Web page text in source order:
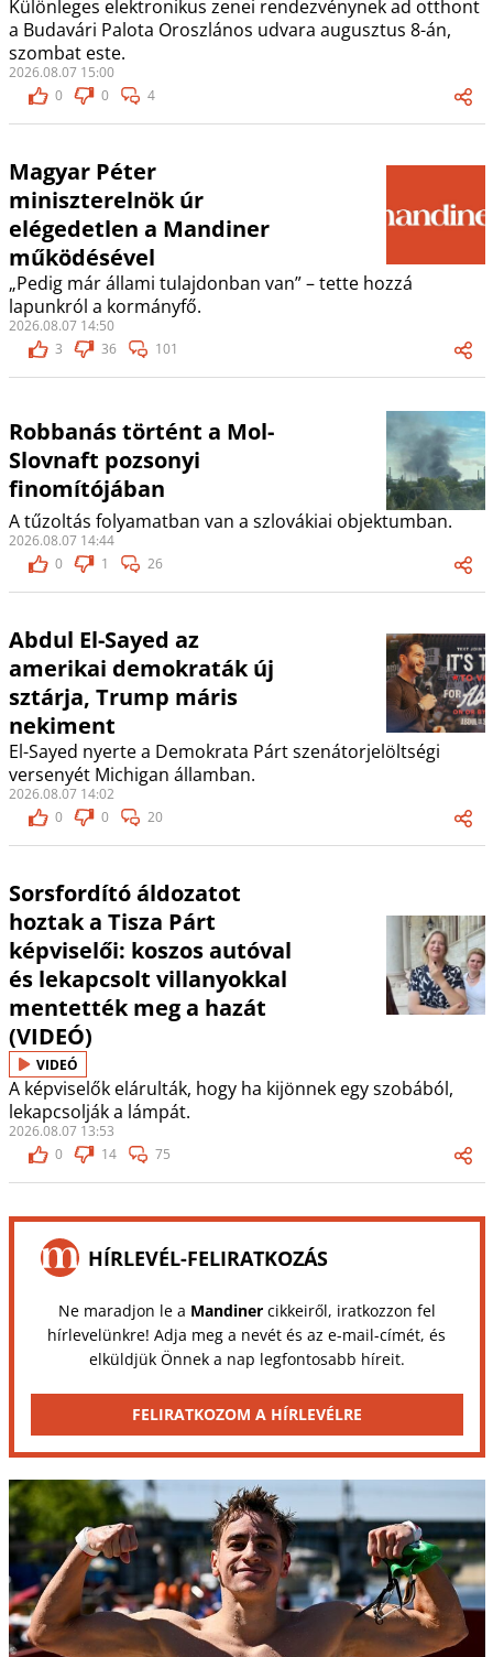
Különleges elektronikus zenei rendezvénynek ad otthont
a Budavári Palota Oroszlános udvara augusztus 8-án,
szombat este.
2026.08.07 15:00
0
0 4
Magyar Péter
miniszterelnök úr
elégedetlen a Mandiner
működésével
„Pedig már állami tulajdonban van” – tette hozzá
lapunkról a kormányfő.
2026.08.07 14:50
3
36 101
Robbanás történt a Mol-
Slovnaft pozsonyi
finomítójában
A tűzoltás folyamatban van a szlovákiai objektumban.
2026.08.07 14:44
0
1 26
Abdul El-Sayed az
amerikai demokraták új
sztárja, Trump máris
nekiment
El-Sayed nyerte a Demokrata Párt szenátorjelöltségi
versenyét Michigan államban.
2026.08.07 14:02
0
0 20
Sorsfordító áldozatot
hoztak a Tisza Párt
képviselői: koszos autóval
és lekapcsolt villanyokkal
mentették meg a hazát
(VIDEÓ)
VIDEÓ
A képviselők elárulták, hogy ha kijönnek egy szobából,
lekapcsolják a lámpát.
2026.08.07 13:53
0
14 75
HÍRLEVÉL-FELIRATKOZÁS
Ne maradjon le a Mandinercikkeiről, iratkozzon fel
hírlevelünkre! Adja meg a nevét és az e-mail-címét, és
elküldjük Önnek a nap legfontosabb híreit.
FELIRATKOZOM A HÍRLEVÉLRE